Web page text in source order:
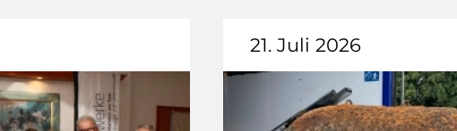
21. Juli 2026